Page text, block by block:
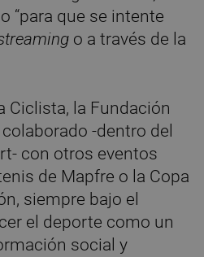
“para que se intente
o a través de la
Ciclista, la Fundación
-dentro del
con otros eventos
de Mapfre o la Copa
siempre bajo el
el deporte como un
social y